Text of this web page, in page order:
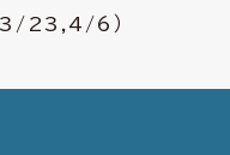
3/23,4/6）